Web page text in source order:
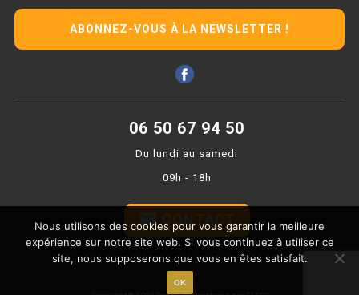
PLAQUE 650 ÉLECTRIQUE
PLAQUE 700 ÉLECTRIQUE
FRITEUSE SÉRIE UOC
FRITEUSE 600 GAZ
FRITEUSE 650 GAZ
ABONNEZ-VOUS À LA NEWSLETTER !
06 50 67 94 50
Du lundi au samedi
09h - 18h
email
Nous utilisons des cookies pour vous garantir la meilleure
expérience sur notre site web. Si vous continuez à utiliser ce
site, nous supposerons que vous en êtes satisfait.
OK